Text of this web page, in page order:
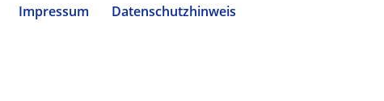
Impressum
Datenschutzhinweis